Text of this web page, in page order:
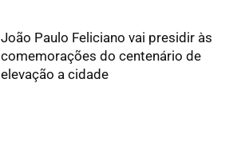
João Paulo Feliciano vai presidir às
comemorações do centenário de
elevação a cidade